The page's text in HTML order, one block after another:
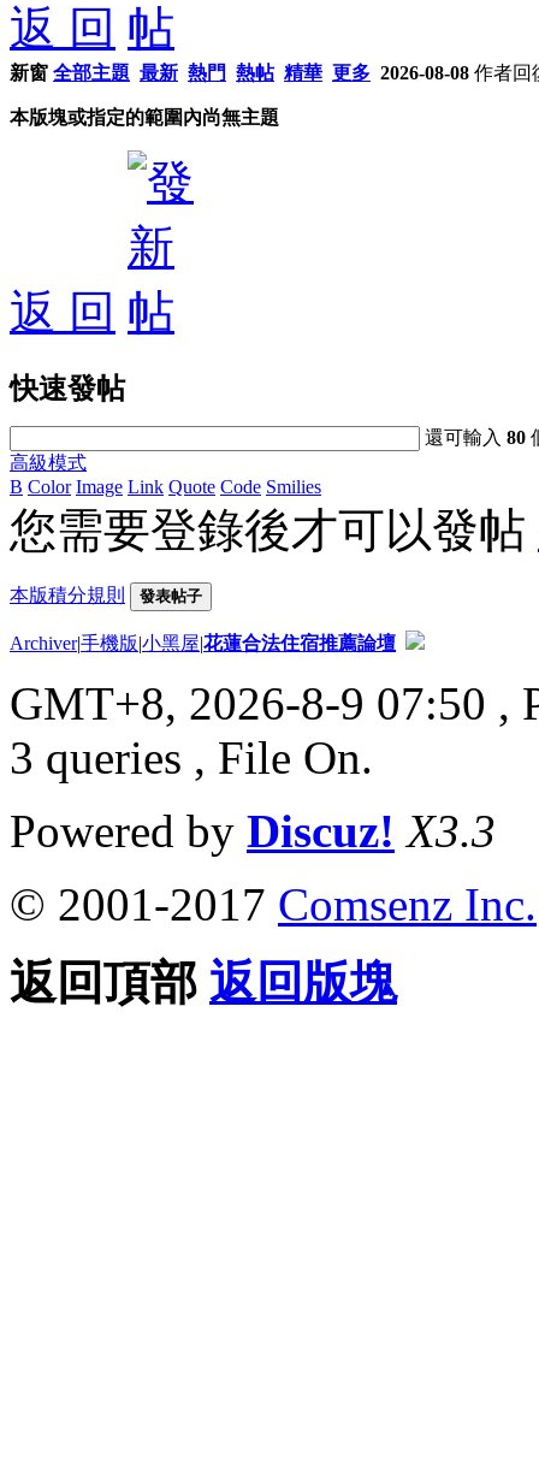
返 回
新窗 全部主題 最新 熱門 熱帖 精華 更多 2026-08-08 作者回
本版塊或指定的範圍內尚無主題
返 回
快速發帖
還可輸入80
高級模式
B Color Image Link Quote Code Smilies
您需要登錄後才可以發帖
本版積分規則 發表帖子
Archiver|手機版|小黑屋|花蓮合法住宿推薦論壇
GMT+8, 2026-8-9 07:50 ,
3 queries , File On.
Powered by Discuz! X3.3
© 2001-2017 Comsenz Inc.
返回頂部 返回版塊